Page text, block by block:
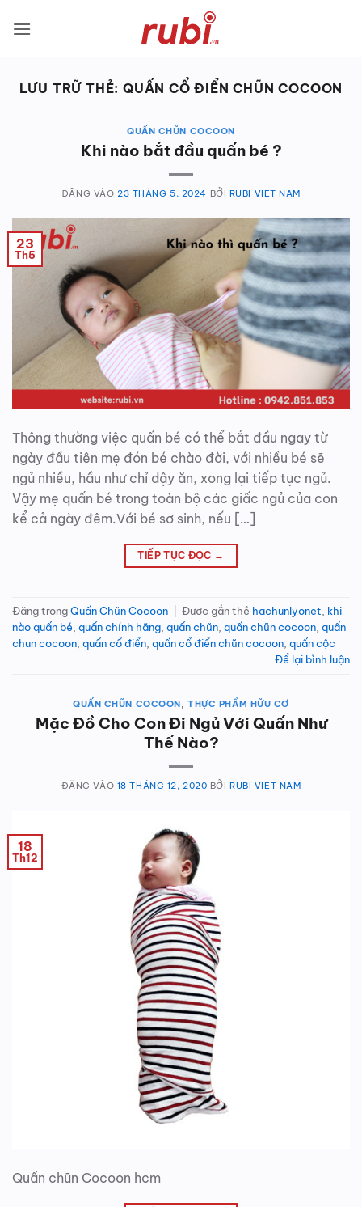
qua
LƯU TRỮ THẺ:QUẤN CỔ ĐIỂN CHŨN COCOON
QUẤN CHŨN COCOON
Khi nào bắt đầu quấn bé ?
ĐĂNG VÀO 23 THÁNG 5, 2024 BỞI RUBI VIET NAM
23
Th5
Thông thường việc quấn bé có thể bắt đầu ngay từ
ngày đầu tiên mẹ đón bé chào đời, với nhiều bé sẽ
ngủ nhiều, hầu như chỉ dậy ăn, xong lại tiếp tục ngủ.
Vậy mẹ quấn bé trong toàn bộ các giấc ngủ của con
kể cả ngày đêm.Với bé sơ sinh, nếu […]
TIẾP TỤC ĐỌC →
Đăng trongQuấn Chũn Cocoon Được gắn thẻ hachunlyonet, khi
nào quấn bé, quấn chính hãng, quấn chũn, quấn chũn cocoon, quấn
chun cocoon, quấn cổ điển, quấn cổ điển chũn cocoon, quấn cộc
Để lại bình luận
QUẤN CHŨN COCOON,THỰC PHẨM HỮU CƠ
Mặc Đồ Cho Con Đi Ngủ Với Quấn Như
Thế Nào?
ĐĂNG VÀO 18 THÁNG 12, 2020 BỞIRUBI VIET NAM
18
Th12
Quấn chũn Cocoon hcm